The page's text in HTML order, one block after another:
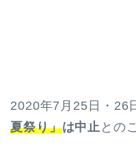
2020年7月25日・26
夏祭り」は中止 との